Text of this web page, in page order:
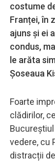
costume
Franței, în
ajuns și ei
condus,
le arăta
Șoseaua
Foarte
clădirilor,
vedere, cu
distracții